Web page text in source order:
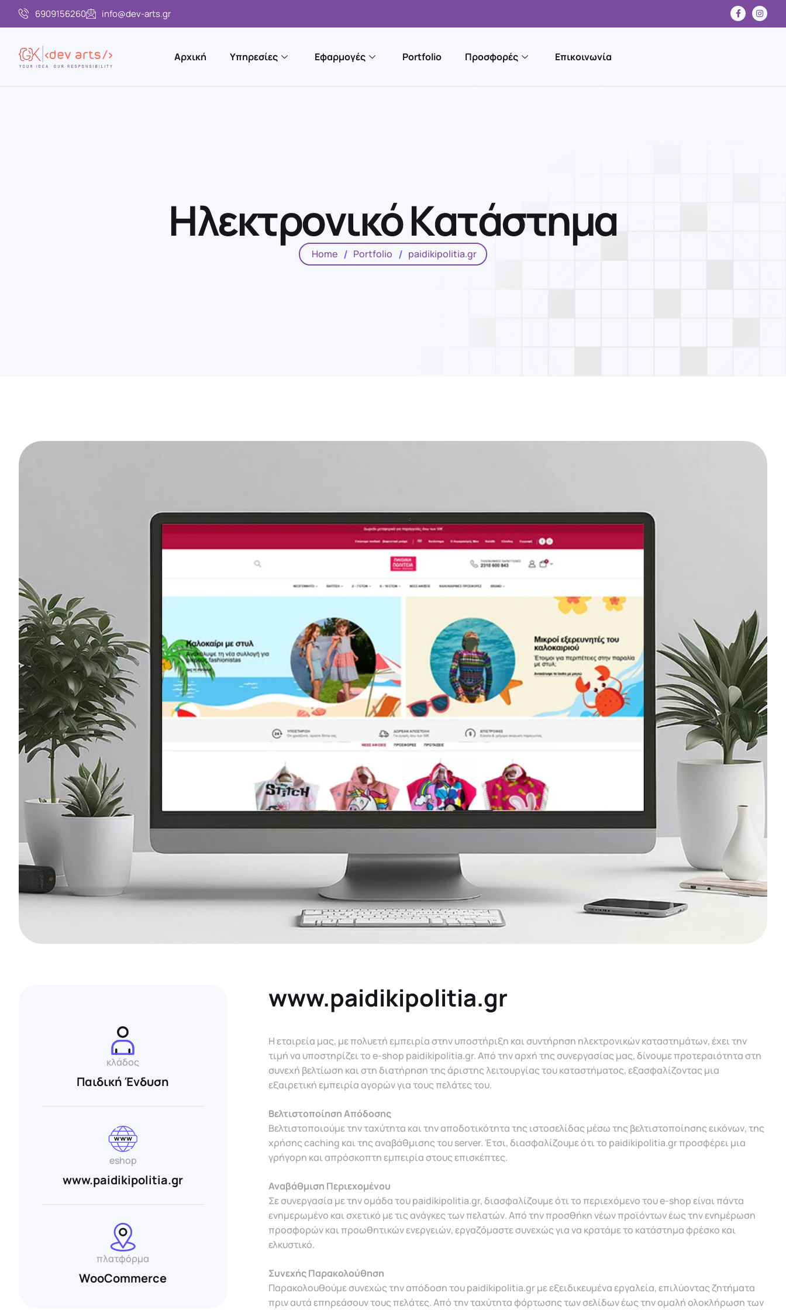
6909156260 info@dev-arts.gr
Αρχική Υπηρεσίες Εφαρμογές Portfolio Προσφορές Επικοινωνία
ΗλεκτρονικόΚατάστημα
Home Portfolio paidikipolitia.gr
Παιδική Ένδυση
κλάδος
www.paidikipolitia.gr
eshop
WooCommerce
πλατφόρμα
www.paidikipolitia.gr
Η εταιρεία μας, με πολυετή εμπειρία στην υποστήριξη και συντήρηση ηλεκτρονικών καταστημάτων, έχει την
τιμή να υποστηρίζει το e-shop paidikipolitia.gr. Από την αρχή της συνεργασίας μας, δίνουμε προτεραιότητα στη
συνεχή βελτίωση και στη διατήρηση της άριστης λειτουργίας του καταστήματος, εξασφαλίζοντας μια
εξαιρετική εμπειρία αγορών για τους πελάτες του.
Βελτιστοποίηση Απόδοσης
Βελτιστοποιούμε την ταχύτητα και την αποδοτικότητα της ιστοσελίδας μέσω της βελτιστοποίησης εικόνων, της
χρήσης caching και της αναβάθμισης του server. Έτσι, διασφαλίζουμε ότι το paidikipolitia.gr προσφέρει μια
γρήγορη και απρόσκοπτη εμπειρία στους επισκέπτες.
Αναβάθμιση Περιεχομένου
Σε συνεργασία με την ομάδα του paidikipolitia.gr, διασφαλίζουμε ότι το περιεχόμενο του e-shop είναι πάντα
ενημερωμένο και σχετικό με τις ανάγκες των πελατών. Από την προσθήκη νέων προϊόντων έως την ενημέρωση
προσφορών και προωθητικών ενεργειών, εργαζόμαστε συνεχώς για να κρατάμε το κατάστημα φρέσκο και
ελκυστικό.
Συνεχής Παρακολούθηση
Παρακολουθούμε συνεχώς την απόδοση του paidikipolitia.gr με εξειδικευμένα εργαλεία, επιλύοντας ζητήματα
πριν αυτά επηρεάσουν τους πελάτες. Από την ταχύτητα φόρτωσης των σελίδων έως την ομαλή ολοκλήρωση των